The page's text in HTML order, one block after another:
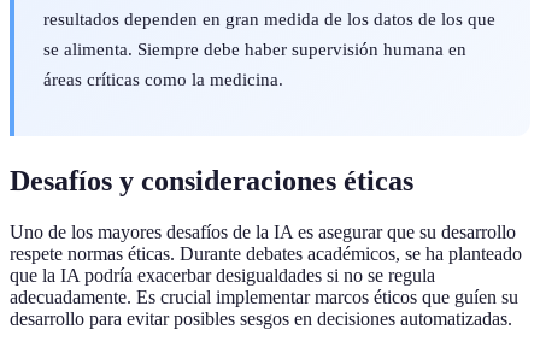
resultados dependen en gran medida de los datos de los que
se alimenta. Siempre debe haber supervisión humana en
áreas críticas como la medicina.
Desafíos y consideraciones éticas
Uno de los mayores desafíos de la IA es asegurar que su desarrollo
respete normas éticas. Durante debates académicos, se ha planteado
que la IA podría exacerbar desigualdades si no se regula
adecuadamente. Es crucial implementar marcos éticos que guíen su
desarrollo para evitar posibles sesgos en decisiones automatizadas.